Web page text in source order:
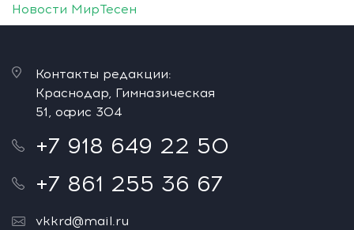
Новости МирТесен
Контакты редакции:
Краснодар, Гимназическая
51, офис 304
+7 918 649 22 50
+7 861 255 36 67
vkkrd@mail.ru